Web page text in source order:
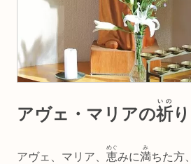
アヴェ・マリアの祈
いの
り
アヴェ、マリア、 恵
めぐ
みに満
み
ちた方、